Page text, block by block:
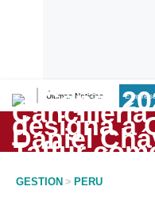
Últimas Noticias
Lo último
Peru Quiosco
GESTION > PERU